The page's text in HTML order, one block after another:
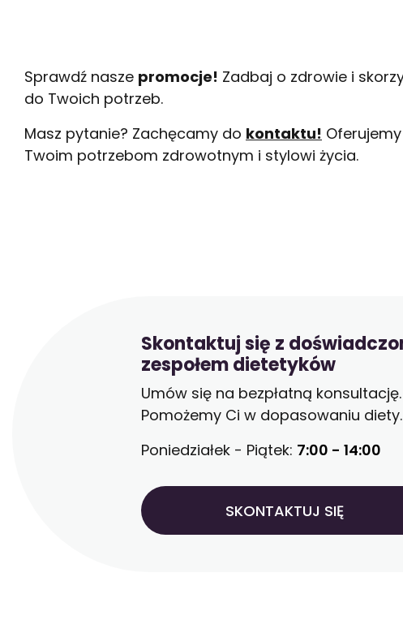
Sprawdź nasze promocje! Zadbaj o zdrowie i
do Twoich potrzeb.
Masz pytanie? Zachęcamy do kontaktu!
Twoim potrzebom zdrowotnym i stylowi życia.
Skontaktuj się z
zespołem dietetyków
Umów się na bezpłatną konsultację.
Pomożemy Ci w dopasowaniu diety.
Poniedziałek - Piątek: 7:00 - 14:00
SKONTAKTUJ SIĘ